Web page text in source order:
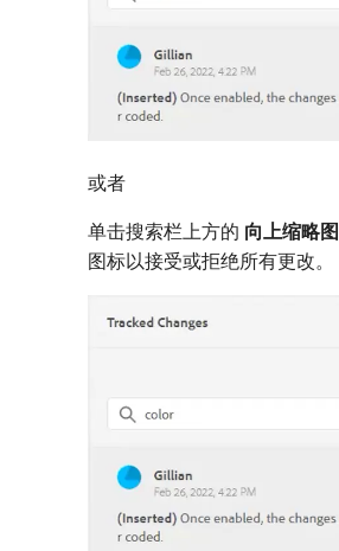
或者
单击搜索栏上方的​ 向上缩略图
图标以接受或拒绝所有更改。